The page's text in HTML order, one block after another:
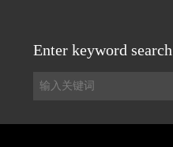
Enter keyword search